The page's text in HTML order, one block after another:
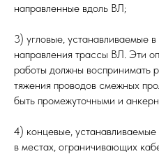
направленные вдоль ВЛ;
3) угловые, устанавливаемые
направления трассы ВЛ. Эти
работы должны воспринимать
тяжения проводов смежных
быть промежуточными и
4) концевые,
в местах, ограничивающих